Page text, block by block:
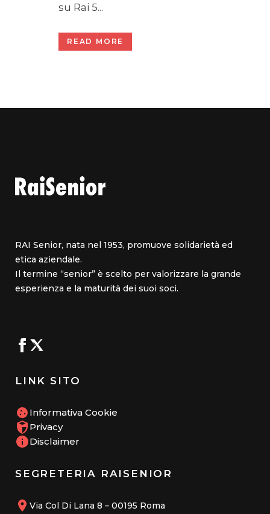
su Rai 5...
READ MORE
RAI Senior, nata nel 1953, promuove solidarietà ed
etica aziendale.
Il termine “senior” è scelto per valorizzare la grande
esperienza e la maturità dei suoi soci.
LINK SITO
Informativa Cookie
Privacy
Disclaimer
SEGRETERIA RAISENIOR
Via Col Di Lana 8 – 00195 Roma